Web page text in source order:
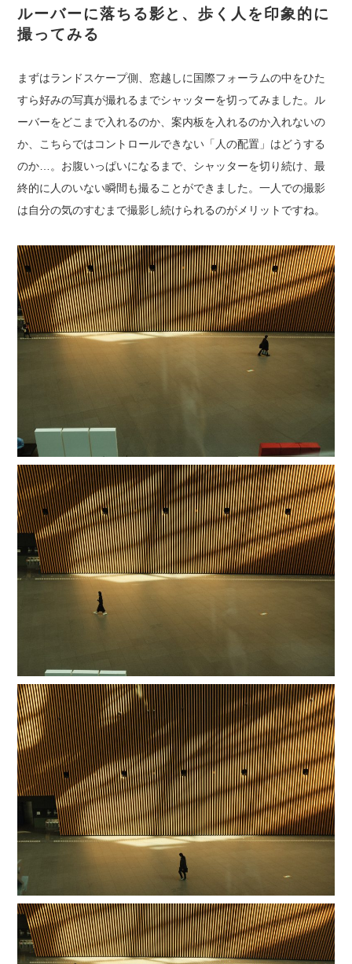
ルーバーに落ちる影と、歩く人を印象的に
撮ってみる
まずはランドスケープ側、窓越しに国際フォーラムの中をひた
すら好みの写真が撮れるまでシャッターを切ってみました。ル
ーバーをどこまで入れるのか、案内板を入れるのか入れないの
か、こちらではコントロールできない「人の配置」はどうする
のか…。お腹いっぱいになるまで、シャッターを切り続け、最
終的に人のいない瞬間も撮ることができました。一人での撮影
は自分の気のすむまで撮影し続けられるのがメリットですね。